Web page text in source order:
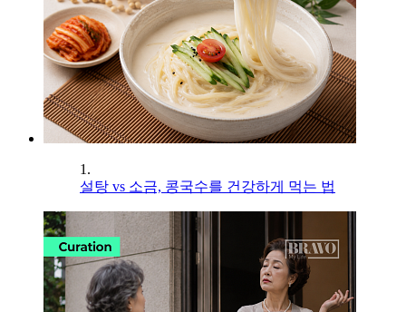
1.
설탕 vs 소금, 콩국수를 건강하게 먹는 법